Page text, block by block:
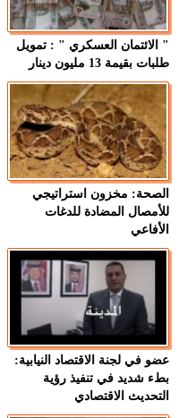
" الائتمان العسكري " : تمويل
طلبات بقيمة 13 مليون دينار
الصحة: مخزون استراتيجي
للأمصال المضادة للدغات
الأفاعي
عضو في لجنة الاقتصاد النيابية:
بطء شديد في تنفيذ رؤية
التحديث الاقتصادي